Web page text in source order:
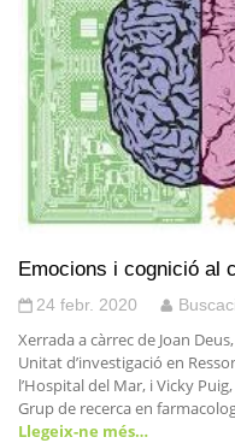
Emocions i cognició al
24 febr. 2020
Xerrada a càrrec de Joan
Unitat d’investigació en
l’Hospital del Mar, i Vicky
Grup de recerca en
Llegeix-ne més…